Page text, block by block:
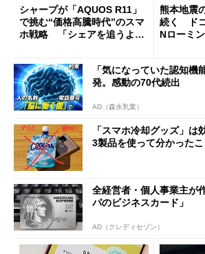
シャープが「AQUOS R11」
で挑む“価格高騰時代”のスマ
ホ戦略 「シェアを追うより
熊本地震
続く ド
Nローミ
「気になっていた認知
発。感動の70代続出
AD（森永乳業）
「スマホ冷却グッズ」
3製品を使って分かったこ
全経営者・個人事業主が
パのビジネスカード」
AD（クレディセゾン）